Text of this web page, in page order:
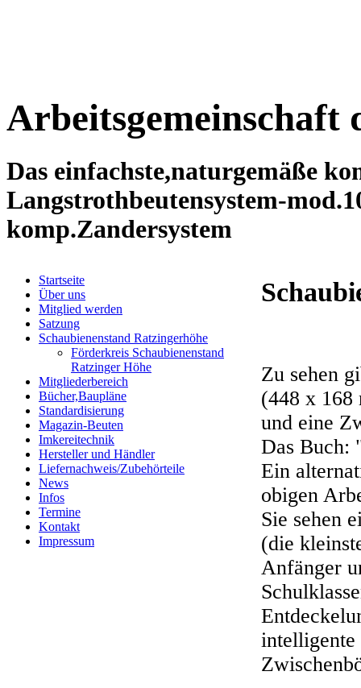
Arbeitsgemeinschaft
Das einfachste,naturgemäße
Langstrothbeutensystem-
komp.Zandersystem
Startseite
Über uns
Mitglied werden
Satzung
Schaubienenstand Ratzingerhöhe
Förderkreis Schaubienenstand
Ratzinger Höhe
Mitgliederbereich
Bücher,Baupläne
Standardisierung
Magazin-Beuten
Imkereitechnik
Hersteller und Händler
Liefernachweis/Zubehörteile
News
Infos
Termine
Kontakt
Impressum
Zu sehen
(448 x 168
und eine
Das Buch:
Ein
obigen
Sie sehen
(die
Anfänger
intelligente